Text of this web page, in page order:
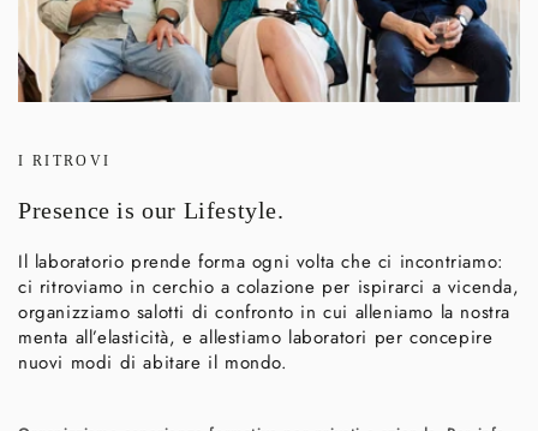
I RITROVI
Presence is our Lifestyle.
Il laboratorio prende forma ogni volta che ci incontriamo:
ci ritroviamo in cerchio a colazione per ispirarci a vicenda,
organizziamo salotti di confronto in cui alleniamo la nostra
menta all’elasticità, e allestiamo laboratori per concepire
nuovi modi di abitare il mondo.